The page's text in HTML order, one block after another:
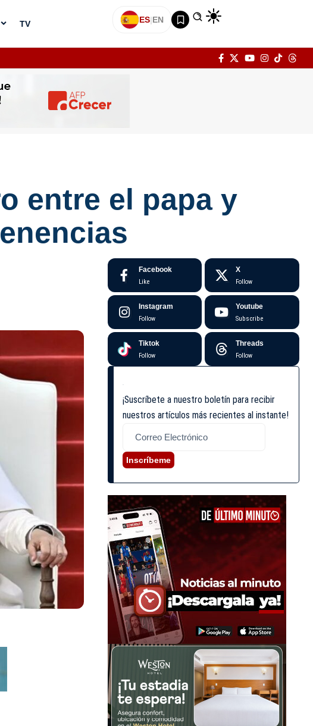
TV ES|EN
entre el papa y
Facebook
Like
X
Follow
Instagram
Follow
Youtube
Subscribe
Tiktok
Follow
Threads
Follow
¡Suscríbete a nuestro boletín para recibir
nuestros artículos más recientes al instante!
Inscríbeme